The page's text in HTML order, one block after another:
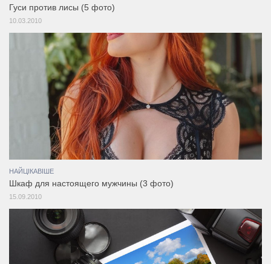
Гуси против лисы (5 фото)
10.03.2010
НАЙЦІКАВІШЕ
Шкаф для настоящего мужчины (3 фото)
15.09.2010